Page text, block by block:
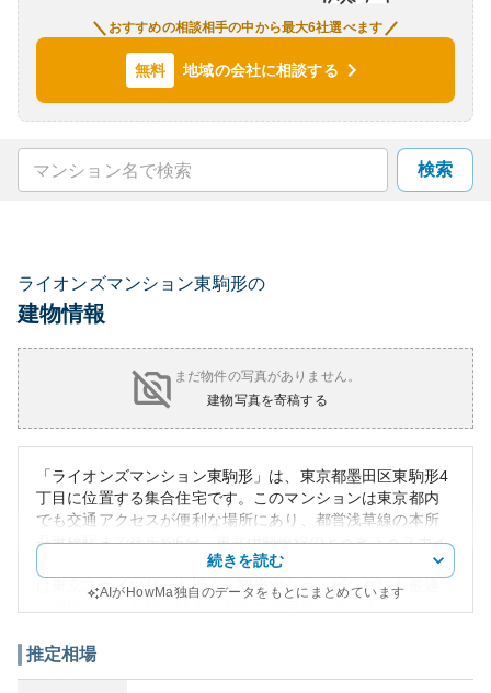
おすすめの相談相手の中から最大6社選べます
無料 地域の会社に相談する
検索
ライオンズマンション東駒形の
建物情報
まだ物件の写真がありません。
建物写真を寄稿する
「ライオンズマンション東駒形」は、東京都墨田区東駒形4
丁目に位置する集合住宅です。このマンションは東京都内
でも交通アクセスが便利な場所にあり、都営浅草線の本所
吾妻橋駅まで徒歩約6分、東武伊勢崎線のとうきょうスカイ
ツリー駅にも徒歩約7分と利便性が高いです。また、周辺に
は東京スカイツリーも近く、観光やショッピングにも最適
資産性においては、都心近くの立地と交通の便の良さがポ
続きを読む
AIがHowMa独自のデータをもとにまとめています
推定相場